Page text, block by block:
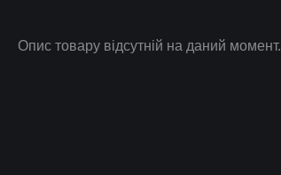
Опис товару відсутній на даний момент.